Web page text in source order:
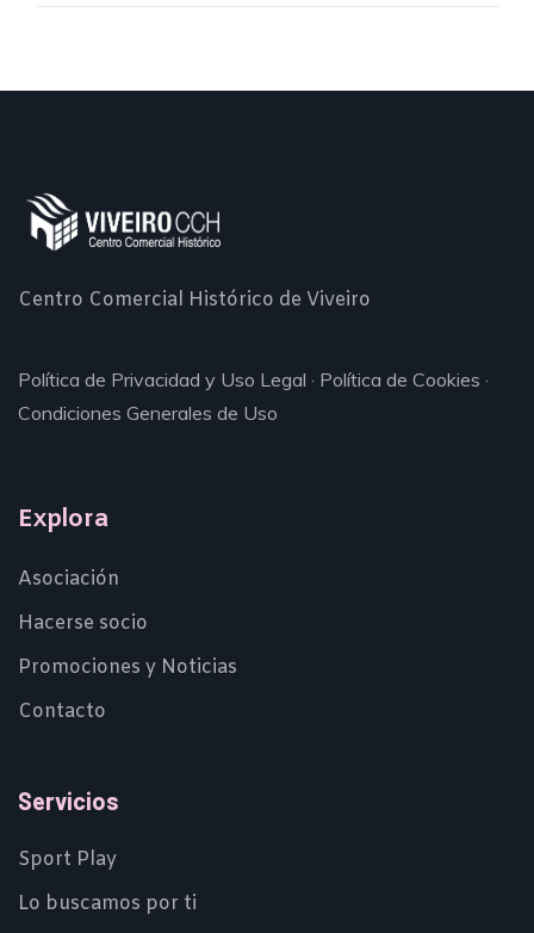
Centro Comercial Histórico de Viveiro
Política de Privacidad y Uso Legal · Política de Cookies ·
Condiciones Generales de Uso
Explora
Asociación
Hacerse socio
Promociones y Noticias
Contacto
Servicios
Sport Play
Lo buscamos por ti